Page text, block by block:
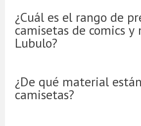
¿Cuál es el rango de
camisetas de comics y
Lubulo?
¿De qué material
camisetas?